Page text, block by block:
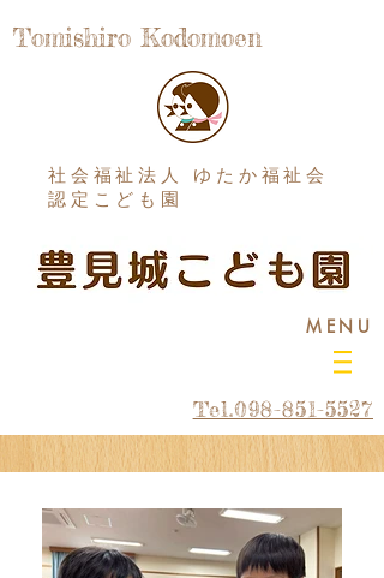
Tomishiro Kodomoen
社会福祉法人 ゆたか福祉会
認定こども園
MENU
Tel.098-851-5527